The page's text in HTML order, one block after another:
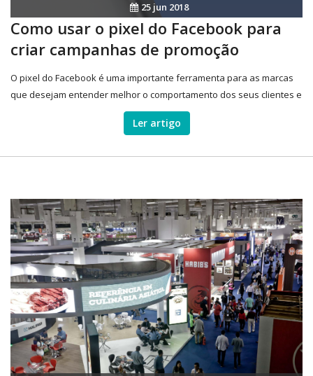
25 jun 2018
Como usar o pixel do Facebook para
criar campanhas de promoção
O pixel do Facebook é uma importante ferramenta para as marcas
que desejam entender melhor o comportamento dos seus clientes e
aumentar as conversões. Veja como usá-lo ao seu favor.
Ler artigo